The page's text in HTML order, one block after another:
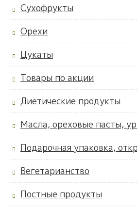
Сухофрукты
Орехи
Цукаты
Товары по акции
Диетические продукты
Масла, ореховые пасты,
Подарочная упаковка,
Вегетарианство
Постные продукты